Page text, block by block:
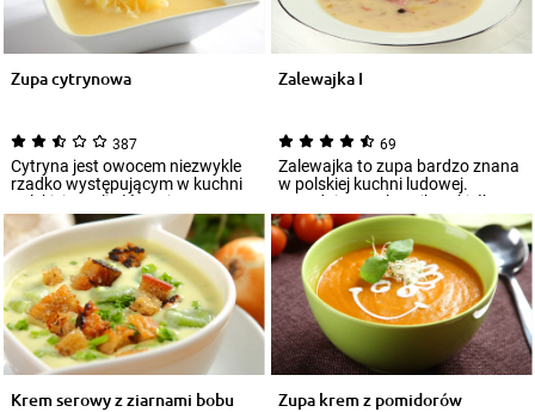
Zupa cytrynowa
387
Cytryna jest owocem niezwykle
rzadko występującym w kuchni
polskiej w roli głównej.
Tymczasem w b...
Zalewajka I
69
Zalewajka to zupa bardzo znana
w polskiej kuchni ludowej.
Zasadniczo zalewajka z kiełbasą
i ziemn...
Krem serowy z ziarnami bobu Zupa krem z pomidorów